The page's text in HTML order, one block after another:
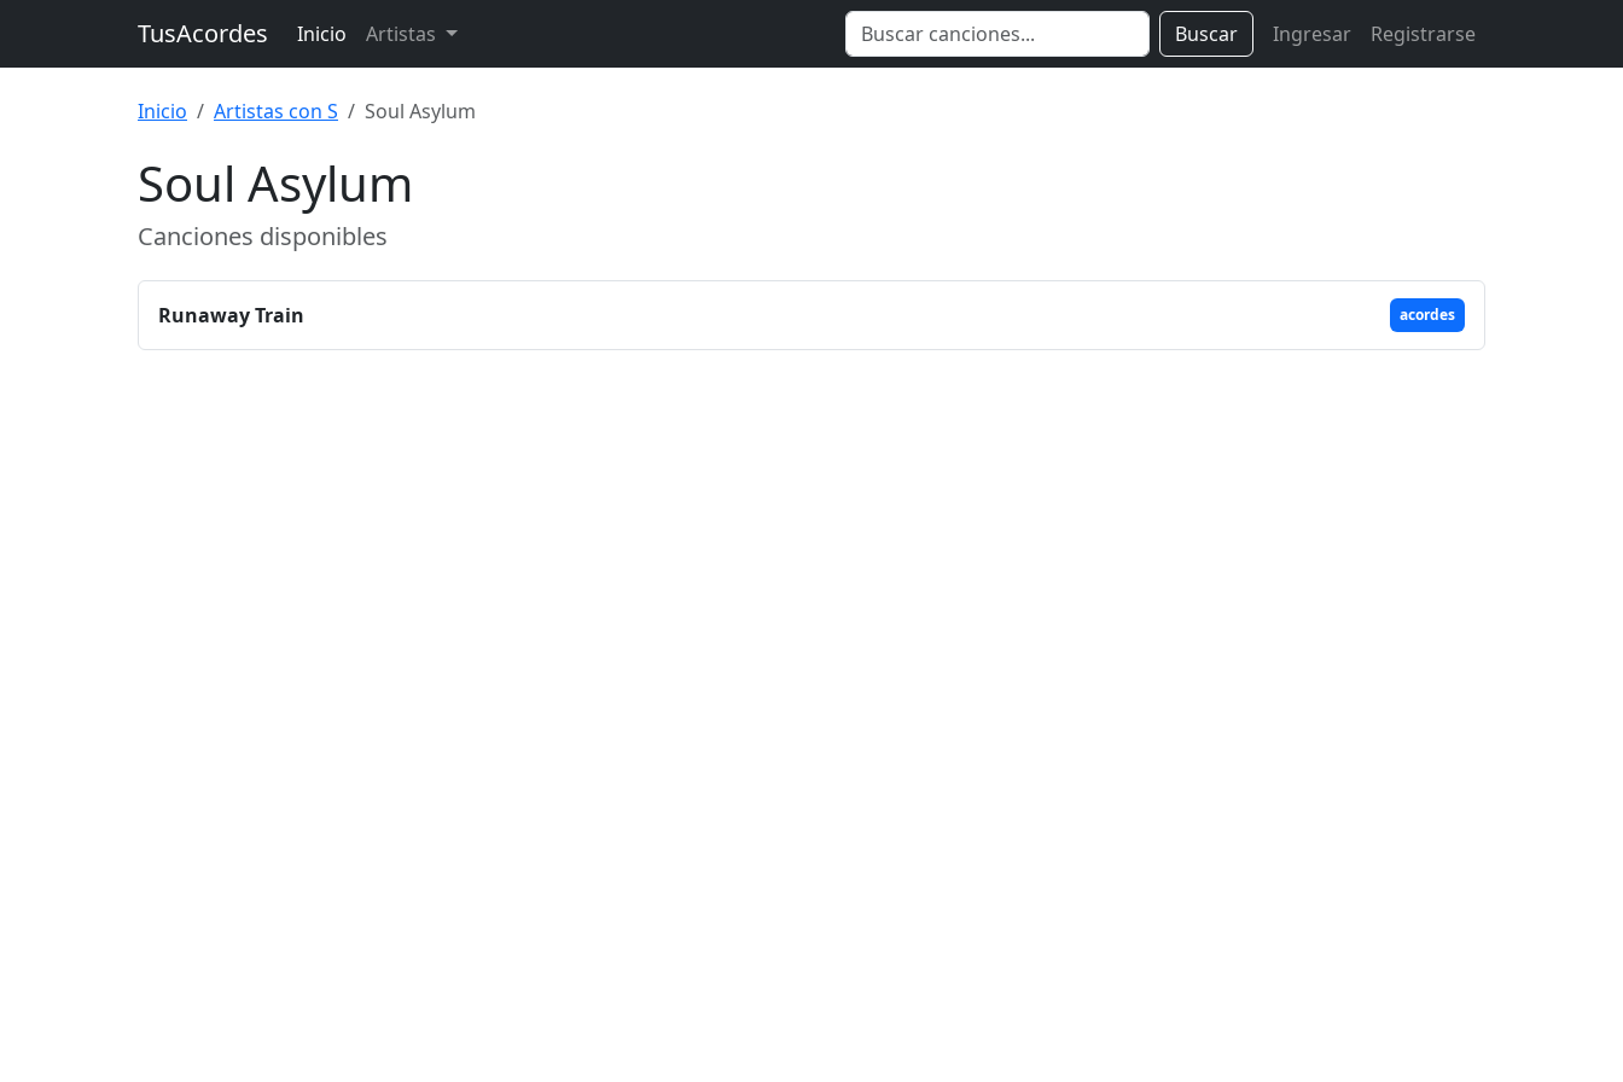
TusAcordes Inicio Artistas Buscar Ingresar Registrarse
Inicio Artistas con S Soul Asylum
Soul Asylum
Canciones disponibles
Runaway Train acordes